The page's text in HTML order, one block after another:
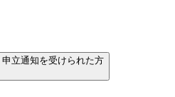
申立通知を受けられた方